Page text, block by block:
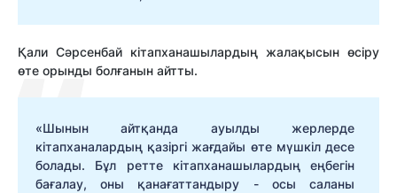
Қали Сәрсенбай кітапханашылардың жалақысын өсіру
өте орынды болғанын айтты.
«Шынын айтқанда ауылды жерлерде
кітапханалардың қазіргі жағдайы өте мүшкіл десе
болады. Бұл ретте кітапханашылардың еңбегін
бағалау, оны қанағаттандыру - осы саланы